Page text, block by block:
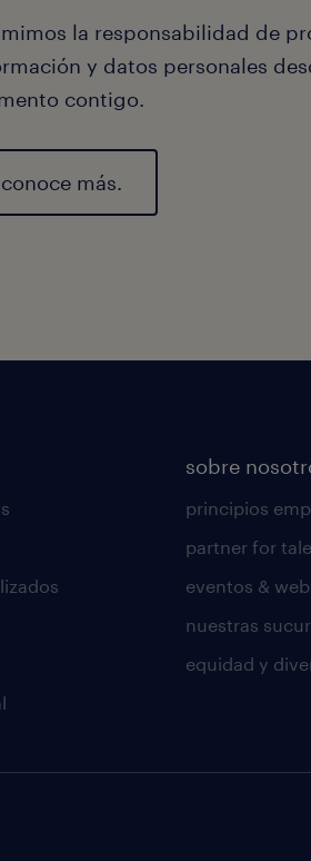
la responsabilidad de
y datos personales
contigo.
conoce más.
sobre
principios
partner for
eventos &
nuestras
equidad y